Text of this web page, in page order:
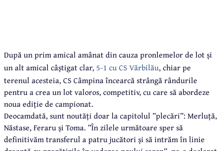
După un prim amical amânat din cauza pronlemelor de lot și
un alt amical câștigat clar, 5-1 cu CS Vărbilău, chiar pe
terenul acesteia, CS Câmpina încearcă strângă rândurile
pentru a crea un lot valoros, competitiv, cu care să abordeze
noua ediție de campionat.
Deocamdată, sunt noutăți doar la capitolul ”plecări”: Merluță,
Năstase, Feraru și Toma. ”În zilele următoare sper să
definitivăm transferul a patru jucători și să intrăm în linie